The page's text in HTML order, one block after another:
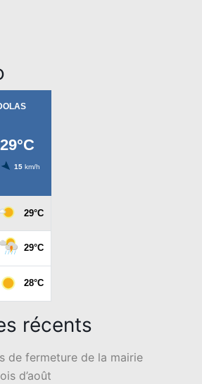
récents
de fermeture de la mairie
d’août